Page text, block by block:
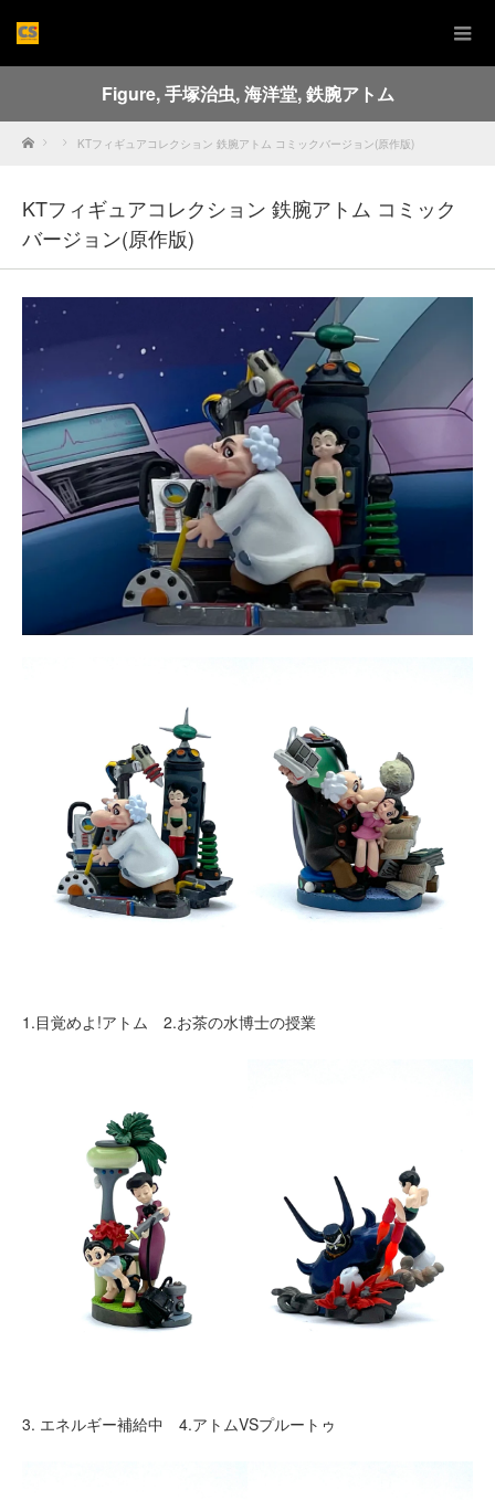
Figure,手塚治虫,海洋堂,鉄腕アトム
Home KTフィギュアコレクション 鉄腕アトム コミックバージョン(原作版)
KTフィギュアコレクション 鉄腕アトム コミック
バージョン(原作版)
1.目覚めよ!アトム 2.お茶の水博士の授業
3. エネルギー補給中 4.アトムVSプルートゥ